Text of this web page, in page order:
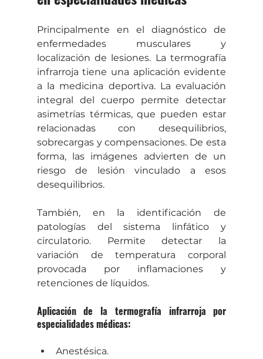
Principalmente en el diagnóstico de
enfermedades musculares y
localización de lesiones. La termografía
infrarroja tiene una aplicación evidente
a la medicina deportiva. La evaluación
integral del cuerpo permite detectar
asimetrías térmicas, que pueden estar
relacionadas con desequilibrios,
sobrecargas y compensaciones. De esta
forma, las imágenes advierten de un
riesgo de lesión vinculado a esos
desequilibrios.
También, en la identificación de
patologías del sistema linfático y
circulatorio. Permite detectar la
variación de temperatura corporal
provocada por inflamaciones y
retenciones de líquidos.
Aplicación de la termografía infrarroja por
especialidades médicas:
Anestésica.